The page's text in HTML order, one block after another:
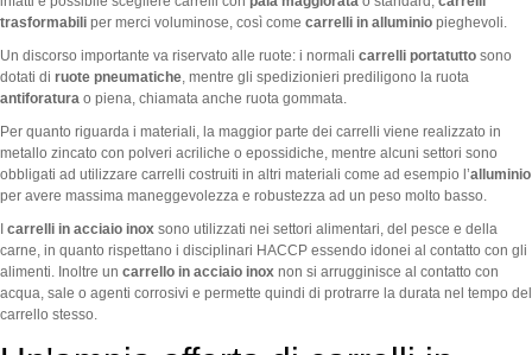
trasformabili per merci voluminose, così come carrelli in alluminio pieghevoli.
Un discorso importante va riservato alle ruote: i normali carrelli portatutto sono
dotati di ruote pneumatiche, mentre gli spedizionieri prediligono la ruota
antiforatura o piena, chiamata anche ruota gommata.
Per quanto riguarda i materiali, la maggior parte dei carrelli viene realizzato in
metallo zincato con polveri acriliche o epossidiche, mentre alcuni settori sono
obbligati ad utilizzare carrelli costruiti in altri materiali come ad esempio l’alluminio
per avere massima maneggevolezza e robustezza ad un peso molto basso.
carrelli in acciaio inox sono utilizzati nei settori alimentari, del pesce e della
carne, in quanto rispettano i disciplinari HACCP essendo idonei al contatto con gli
alimenti. Inoltre un carrello in acciaio inox non si arrugginisce al contatto con
acqua, sale o agenti corrosivi e permette quindi di protrarre la durata nel tempo del
carrello stesso.